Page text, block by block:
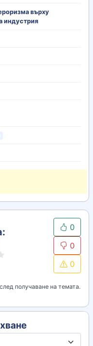
върху
индустрия
0
0
0
получаване на темата.